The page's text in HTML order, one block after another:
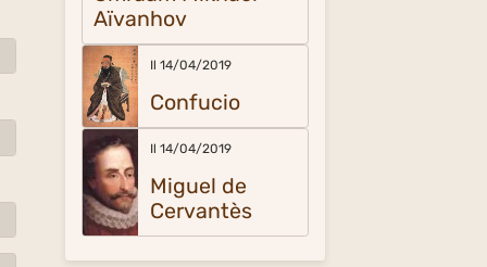
Aïvanhov
Il 14/04/2019
Confucio
Il 14/04/2019
Miguel de
Cervantès